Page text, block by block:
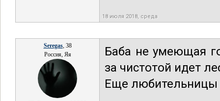
18 июля 2018, среда
Seregas, 38
Россия, Яя
Баба не умеющая
за чистотой идет
Еще любительницы